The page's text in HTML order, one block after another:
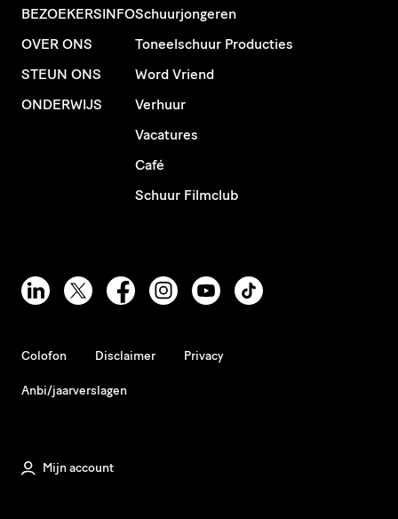
BEZOEKERSINFO
OVER ONS
STEUN ONS
ONDERWIJS
Schuurjongeren
Toneelschuur Producties
Word Vriend
Verhuur
Vacatures
Café
Schuur Filmclub
Colofon Disclaimer Privacy
Anbi/jaarverslagen
Mijn account